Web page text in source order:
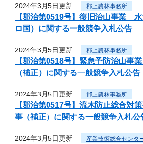
2024年3月5日更新 郡上農林事務所
【郡治第0519号】復旧治山事業
ロ国）に関する一般競争入札公告
2024年3月5日更新 郡上農林事務所
【郡治第0518号】緊急予防治山事
（補正）に関する一般競争入札公告
2024年3月5日更新 郡上農林事務所
【郡治第0517号】流木防止総合対
事（補正）に関する一般競争入札公
2024年3月5日更新 産業技術総合センタ